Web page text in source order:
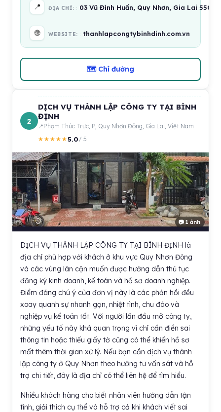
📍 ĐỊA CHỈ: 03 Vũ Đình Huấn, Quy Nhơn, Gia Lai
🌐 WEBSITE: thanhlapcongtybinhdinh.com.vn
🗺 Chỉ đường
2
DỊCH VỤ THÀNH LẬP CÔNG TY TẠI BÌNH
ĐỊNH
Phạm Thúc Trực, P, Quy Nhơn Đông, Gia Lai, Việt Nam
★★★★★5.0/ 5
📷 1 ảnh
DỊCH VỤ THÀNH LẬP CÔNG TY TẠI BÌNH ĐỊNH là
địa chỉ phù hợp với khách ở khu vực Quy Nhơn Đông
và các vùng lân cận muốn được hướng dẫn thủ tục
đăng ký kinh doanh, kế toán và hồ sơ doanh nghiệp.
Điểm đáng chú ý của đơn vị này là các phản hồi đều
xoay quanh sự nhanh gọn, nhiệt tình, chu đáo và
nghiệp vụ kế toán tốt. Với người lần đầu mở công ty,
những yếu tố này khá quan trọng vì chỉ cần điền sai
thông tin hoặc thiếu giấy tờ cũng có thể khiến hồ sơ
mất thêm thời gian xử lý. Nếu bạn cần dịch vụ thành
lập công ty ở Quy Nhơn theo hướng tư vấn sát và hỗ
trợ chi tiết, đây là địa chỉ có thể liên hệ để tìm hiểu.
Nhiều khách hàng cho biết nhân viên hướng dẫn tận
tình, giải thích cụ thể và hỗ trợ cả khi khách viết sai